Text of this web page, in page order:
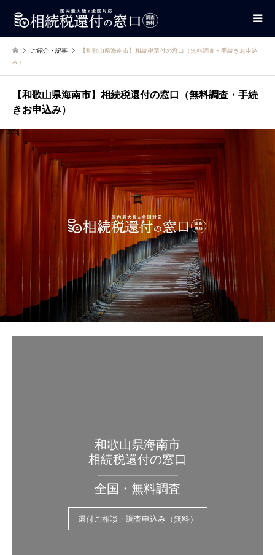
ご紹介・記事
【和歌山県海南市】相続税還付の窓口（無料調査・手続きお申込
み）
【和歌山県海南市】相続税還付の窓口（無料調査・手続
きお申込み）
和歌山県海南市
相続税還付の窓口
——————–
全国・無料調査
還付ご相談・調査申込み（無料）